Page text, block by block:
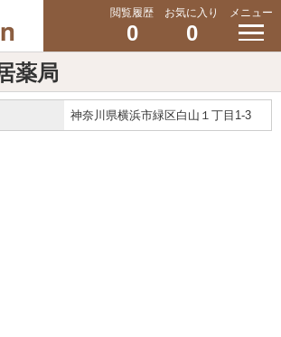
閲覧履歴
0
お気に入り
0
メニュー
薬局
神奈川県横浜市緑区白山１丁目1-3